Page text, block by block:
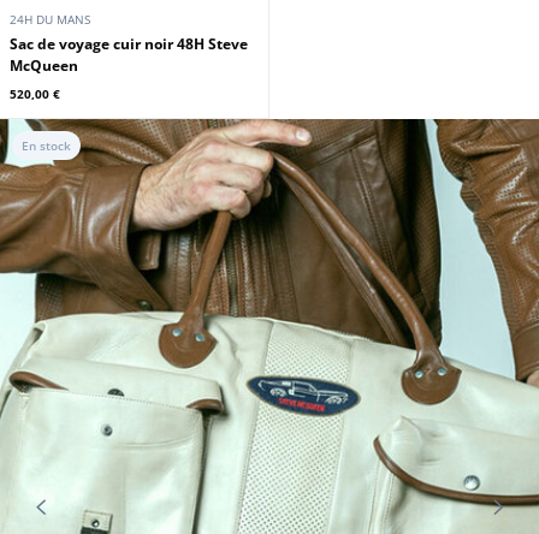
24H DU MANS
Sac de voyage cuir noir 48H Steve
McQueen
520,00 €
En stock